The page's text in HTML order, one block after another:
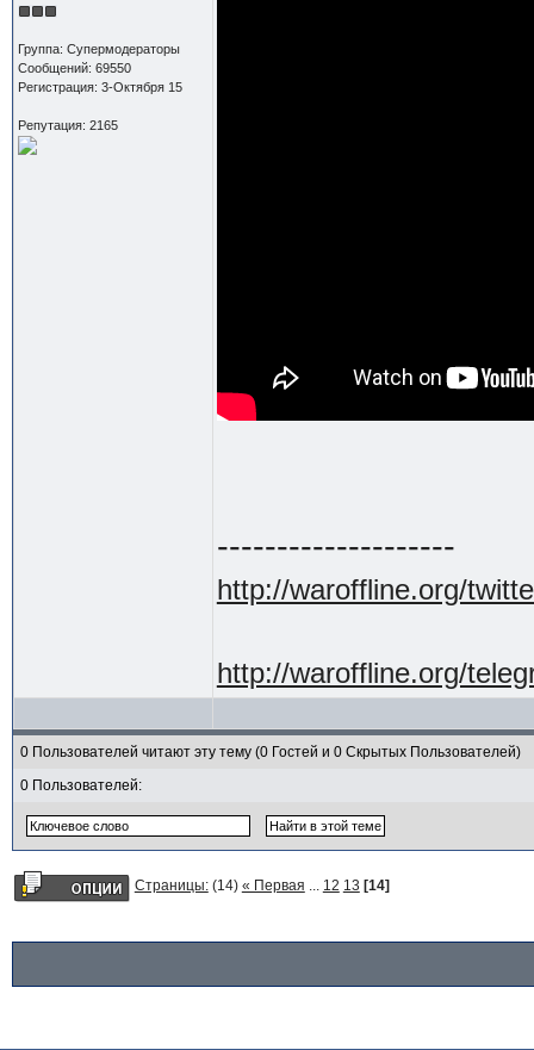
Группа: Супермодераторы
Сообщений: 69550
Регистрация: 3-Октября 15
Репутация: 2165
--------------------
http://waroffline.org/
http://waroffline.org/
0 Пользователей читают эту тему (0 Гостей и 0 Скрытых Пользователей)
0 Пользователей:
Страницы:(14) « Первая ... 12 13 [14]